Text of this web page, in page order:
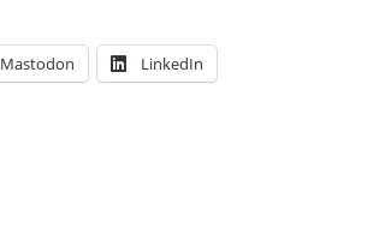
Mastodon LinkedIn